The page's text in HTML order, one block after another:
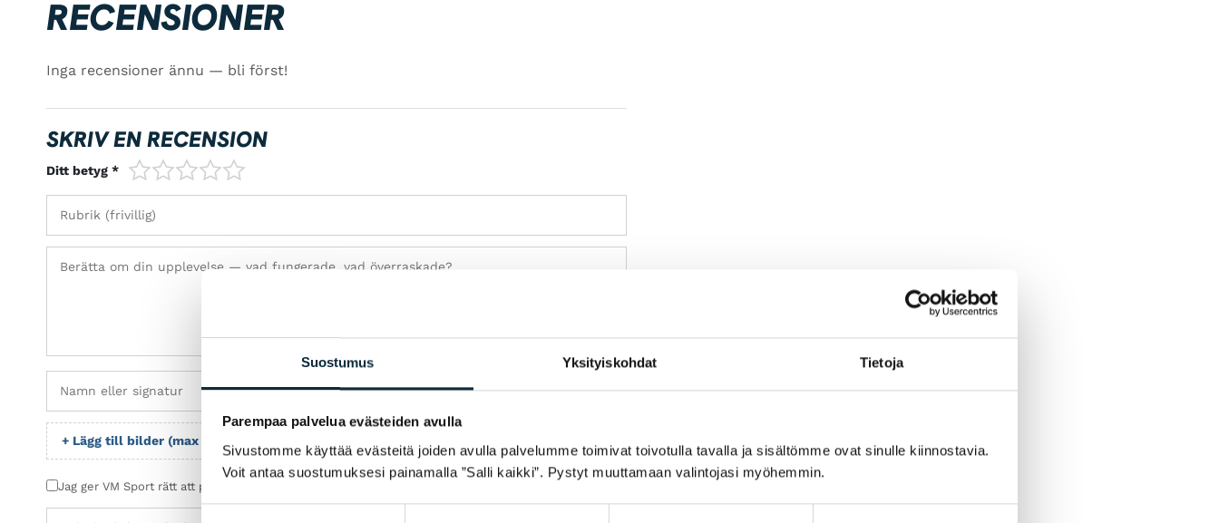
Suostumus Yksityiskohdat Tietoja
Parempaa palvelua evästeiden avulla
Sivustomme käyttää evästeitä joiden avulla palvelumme toimivat toivotulla tavalla ja sisältömme ovat sinulle kiinnostavia.
Voit antaa suostumuksesi painamalla ”Salli kaikki”. Pystyt muuttamaan valintojasi myöhemmin.
Suostumuksen
RECENSIONER
Inga recensioner ännu — bli först!
SKRIV EN RECENSION
Ditt betyg * 1/5 2/53/54/5
+ Lägg till bilder (max 5)
Jag ger VM Sport rätt att publicera bilderna jag skickar i samband med recensionen.